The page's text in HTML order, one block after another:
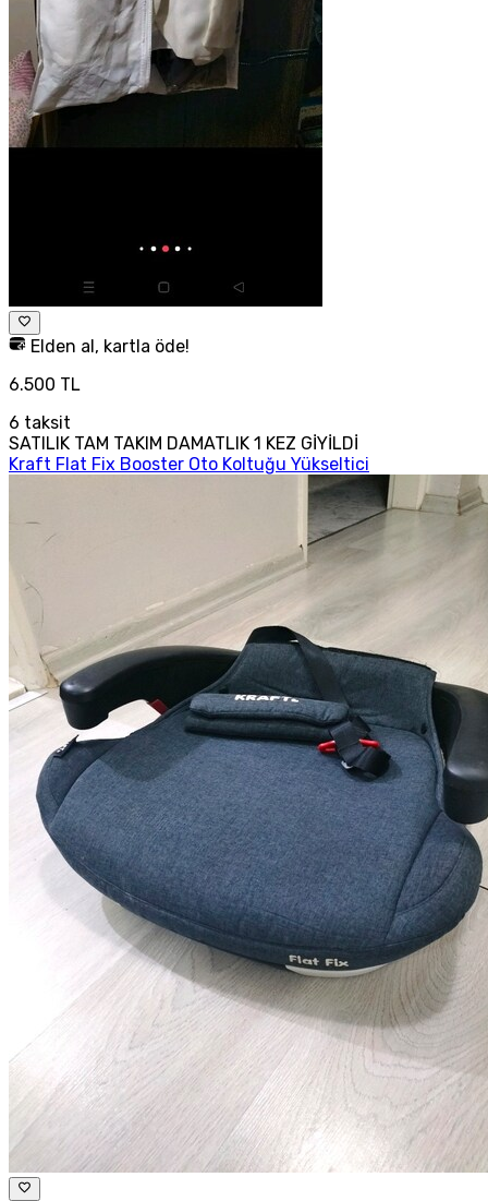
Elden al, kartla öde!
6.500 TL
6 taksit
SATILIK TAM TAKIM DAMATLIK 1 KEZ GİYİLDİ
Kraft Flat Fix Booster Oto Koltuğu Yükseltici